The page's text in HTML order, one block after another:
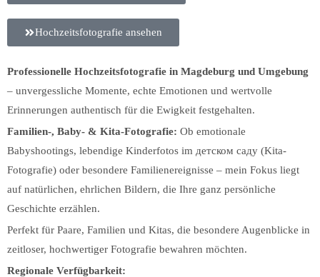
Hochzeitsfotografie ansehen
Professionelle Hochzeitsfotografie in Magdeburg und Umgebung
– unvergessliche Momente, echte Emotionen und wertvolle
Erinnerungen authentisch für die Ewigkeit festgehalten.
Familien-, Baby- & Kita-Fotografie: Ob emotionale
Babyshootings, lebendige Kinderfotos im детском саду (Kita-
Fotografie) oder besondere Familienereignisse – mein Fokus liegt
auf natürlichen, ehrlichen Bildern, die Ihre ganz persönliche
Geschichte erzählen.
Perfekt für Paare, Familien und Kitas, die besondere Augenblicke in
zeitloser, hochwertiger Fotografie bewahren möchten.
Regionale Verfügbarkeit: